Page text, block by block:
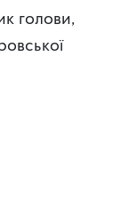
голови,